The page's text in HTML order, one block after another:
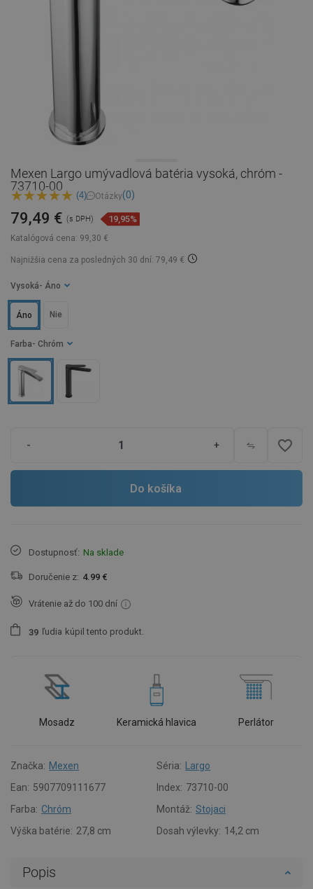
Mexen Largo umývadlová batéria vysoká, chróm -
73710-00
(4) Otázky(0)
Katalógová cena: 99,30 €
79,49 € (s DPH) 19,95%
Najnižšia cena za posledných 30 dní: 79,49 €
Farba - Chróm
Vysoká - Áno
Nie
Áno
- + favorite_border
Do košíka
Dostupnosť: Na sklade
Doručenie z: 4.99 €
Vrátenie až do 100 dní
39 ľudia kúpil tento produkt.
Mosadz Keramická hlavica Perlátor
Značka: Mexen Séria:
Largo
Ean: 5907709111677 Index: 73710-00
Farba: Chróm Montáž: Stojaci
Výška batérie: 27,8 cm Dosah výlevky: 14,2 cm
Popis